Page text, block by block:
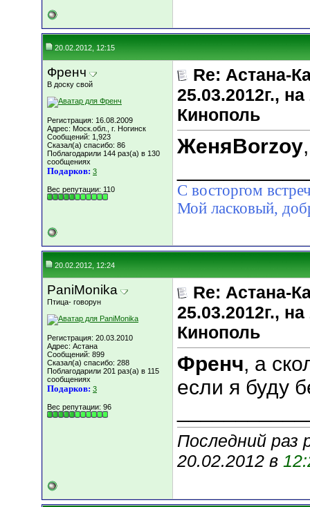
20.02.2012, 12:15
Френч
В доску свой
Регистрация: 16.08.2009
Адрес: Моск.обл., г. Ногинск
Сообщений: 1,923
Сказал(а) спасибо: 86
Поблагодарили 144 раз(а) в 130
сообщениях
Подарков: 3
Вес репутации: 110
Re: Астана-
25.03.2012г.,
Кинополь
ЖеняBorzoy
С восторгом
Мой ласковый,
20.02.2012, 12:24
PaniMonika
Птица- говорун
Регистрация: 20.03.2010
Адрес: Астана
Сообщений: 899
Сказал(а) спасибо: 288
Поблагодарили 201 раз(а) в 115
сообщениях
Подарков: 3
Вес репутации: 96
Re: Астана-
25.03.2012г.,
Кинополь
Френч, а
если я буду
Последний раз
20.02.2012 в